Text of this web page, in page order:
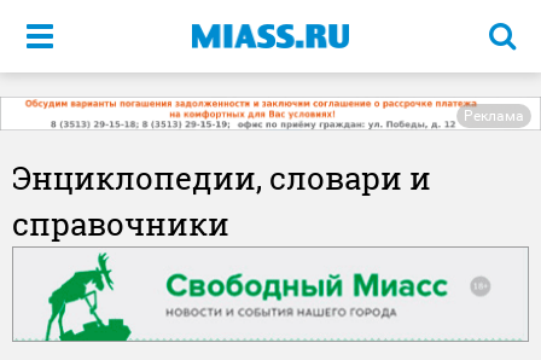
Меню
Реклама
Энциклопедии, словари и
справочники